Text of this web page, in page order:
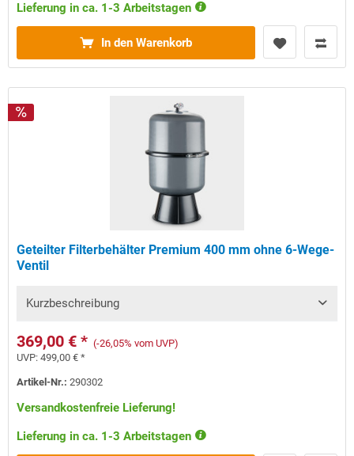
Lieferung in ca. 1-3 Arbeitstagen
In den Warenkorb
Geteilter Filterbehälter Premium 400 mm ohne 6-Wege-
Ventil
Kurzbeschreibung
369,00 € * (-26,05% vom UVP)
UVP:499,00 € *
Artikel-Nr.:290302
Versandkostenfreie Lieferung!
Lieferung in ca. 1-3 Arbeitstagen